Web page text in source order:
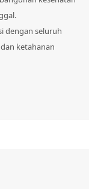
dengan seluruh
ketahanan